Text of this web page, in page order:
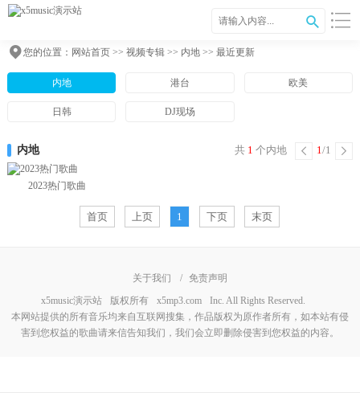
您的位置： 网站首页>> 视频专辑>> 内地>> 最近更新
内地 港台 欧美
日韩 DJ现场
内地 共 1 个内地 1/1
2023热门歌曲
首页 上页 1 下页 末页
关于我们 / 免责声明
x5music演示站
版权所有 x5mp3.com
Inc. All Rights Reserved.
本网站提供的所有音乐均来自互联网搜集，作品版权为原作者所有，如本站有侵
害到您权益的歌曲请来信告知我们，我们会立即删除侵害到您权益的内容。